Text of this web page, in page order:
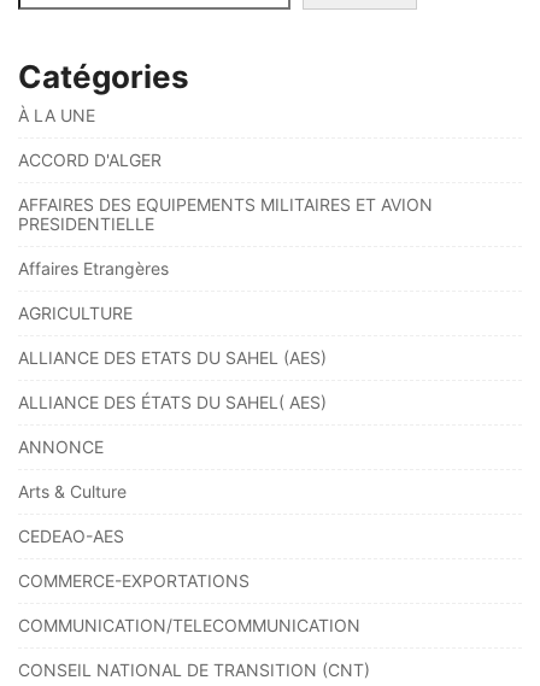
Catégories
À LA UNE
ACCORD D'ALGER
AFFAIRES DES EQUIPEMENTS MILITAIRES ET AVION
PRESIDENTIELLE
Affaires Etrangères
AGRICULTURE
ALLIANCE DES ETATS DU SAHEL (AES)
ALLIANCE DES ÉTATS DU SAHEL( AES)
ANNONCE
Arts & Culture
CEDEAO-AES
COMMERCE-EXPORTATIONS
COMMUNICATION/TELECOMMUNICATION
CONSEIL NATIONAL DE TRANSITION (CNT)